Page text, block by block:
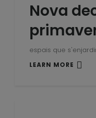
Nova
espais que
LEARN MORE